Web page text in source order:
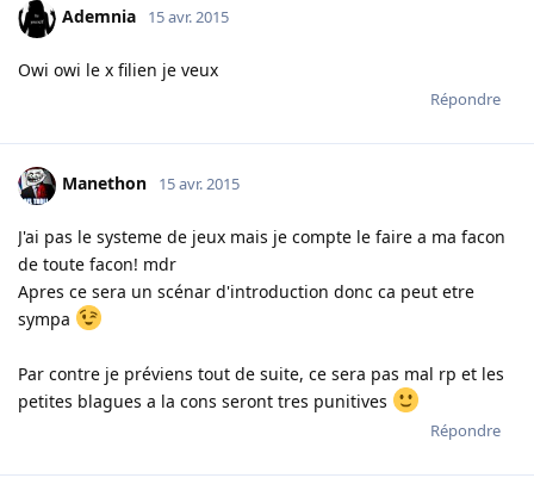
Ademnia 15 avr. 2015
Owi owi le x filien je veux
Répondre
Manethon 15 avr. 2015
J'ai pas le systeme de jeux mais je compte le faire a ma facon
de toute facon! mdr
Apres ce sera un scénar d'introduction donc ca peut etre
sympa
Par contre je préviens tout de suite, ce sera pas mal rp et les
petites blagues a la cons seront tres punitives
Répondre